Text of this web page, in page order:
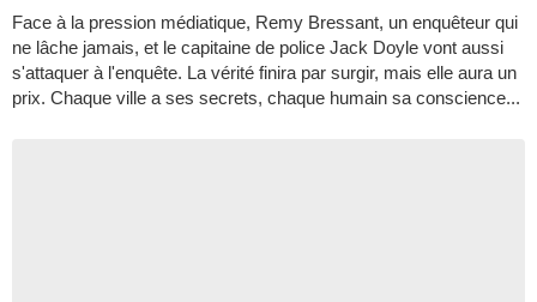
Face à la pression médiatique, Remy Bressant, un enquêteur qui
ne lâche jamais, et le capitaine de police Jack Doyle vont aussi
s'attaquer à l'enquête. La vérité finira par surgir, mais elle aura un
prix. Chaque ville a ses secrets, chaque humain sa conscience...